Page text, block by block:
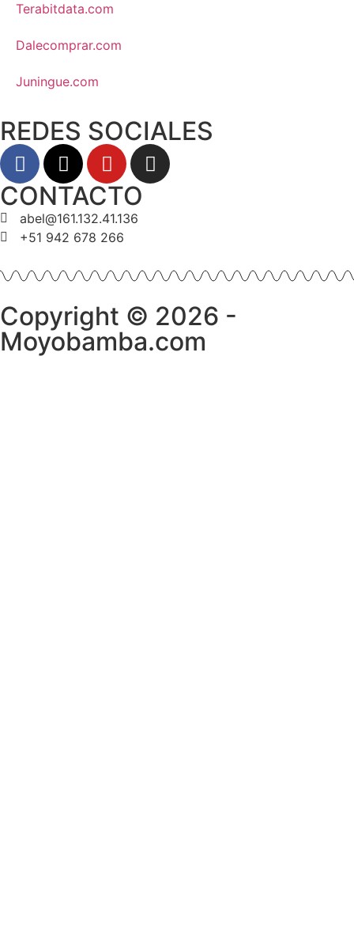
Terabitdata.com
Dalecomprar.com
Juningue.com
REDES SOCIALES
CONTACTO
abel@161.132.41.136
+51 942 678 266
Copyright © 2026 -
Moyobamba.com